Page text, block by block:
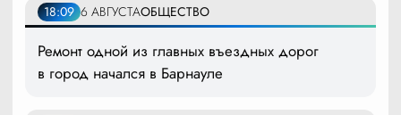
18:09 6 АВГУСТАОБЩЕСТВО
Ремонт одной из главных въездных дорог
в город начался в Барнауле